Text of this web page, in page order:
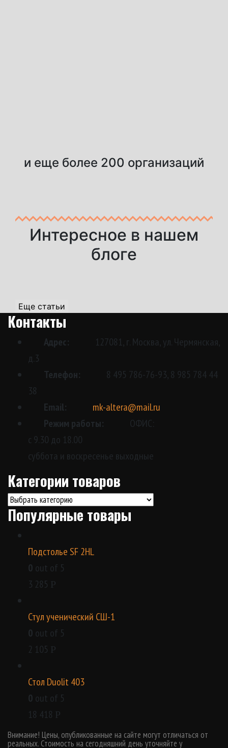
и еще более 200 организаций
Интересное в нашем
блоге
Еще статьи
Контакты
Адрес:
127081, г. Москва, ул. Чермянская,
д.3
Телефон:
8 495 786-76-93, 8 985 784 44
38
Email:
mk-altera@mail.ru
Режим работы:
ОФИС:
с 9.30 до 18.00
суббота и воскресенье выходные
Категории товаров
Популярные товары
Подстолье SF 2HL
0 out of 5
3 285 Р
Стул ученический СШ-1
0 out of 5
2 105 Р
Стол Duolit 403
0 out of 5
18 418 Р
Внимание! Цены, опубликованные на сайте могут отличаться от
реальных. Стоимость на сегодняшний день уточняйте у